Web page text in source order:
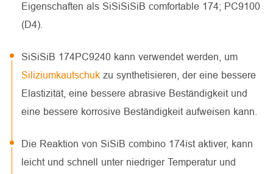
Eigenschaften als SiSiSiSiB comfortable 174; PC9100
(D4).
SiSiSiB 174PC9240 kann verwendet werden, um
Siliziumkautschukzu synthetisieren, der eine bessere
Elastizität, eine bessere abrasive Beständigkeit und
eine bessere korrosive Beständigkeit aufweisen kann.
Die Reaktion von SiSiB combino 174ist aktiver, kann
leicht und schnell unter niedriger Temperatur und